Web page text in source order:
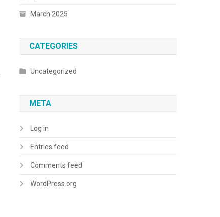
March 2025
CATEGORIES
Uncategorized
META
Log in
Entries feed
Comments feed
WordPress.org